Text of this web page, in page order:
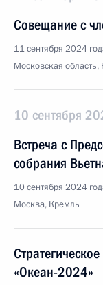
Совещание с
11 сентября 2024
Московская
10 сентября
Встреча с
собрания
10 сентября 2024
Москва, Кремль
«Океан-2024»